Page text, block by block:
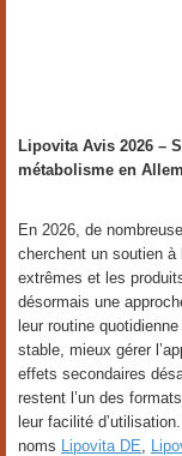
Lipovita Avis 2026 –
métabolisme en
En 2026, de
cherchent un soutien
extrêmes et les
désormais une
leur routine
stable, mieux gérer
effets secondaires
restent l’un des
leur facilité
noms Lipovita DE,